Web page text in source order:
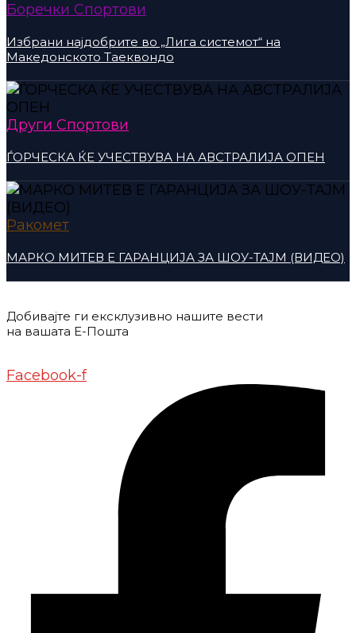
Боречки Спортови
Избрани најдобрите во „Лига системот“ на
Македонското Таеквондо
Други Спортови
ЃОРЧЕСКА ЌЕ УЧЕСТВУВА НА АВСТРАЛИЈА ОПЕН
Ракомет
МАРКО МИТЕВ Е ГАРАНЦИЈА ЗА ШОУ-ТАЈМ (ВИДЕО)
Добивајте ги ексклузивно нашите вести
на вашата Е-Пошта
Facebook-f